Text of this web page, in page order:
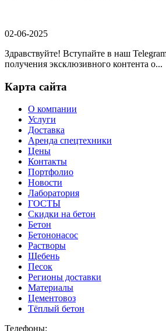
02-06-2025
Здравствуйте! Вступайте в наш
получения эксклюзивного контента о...
Карта сайта
О компании
Услуги
Доставка
Аренда спецтехники
Цены
Контакты
Портфолио
Новости
Лаборатория
ГОСТЫ
Скидки на бетон
Бетон
Бетононасос
Растворы
Щебень
Песок
Регионы доставки
Материалы
Цементовоз
Тёплый бетон
Телефоны: